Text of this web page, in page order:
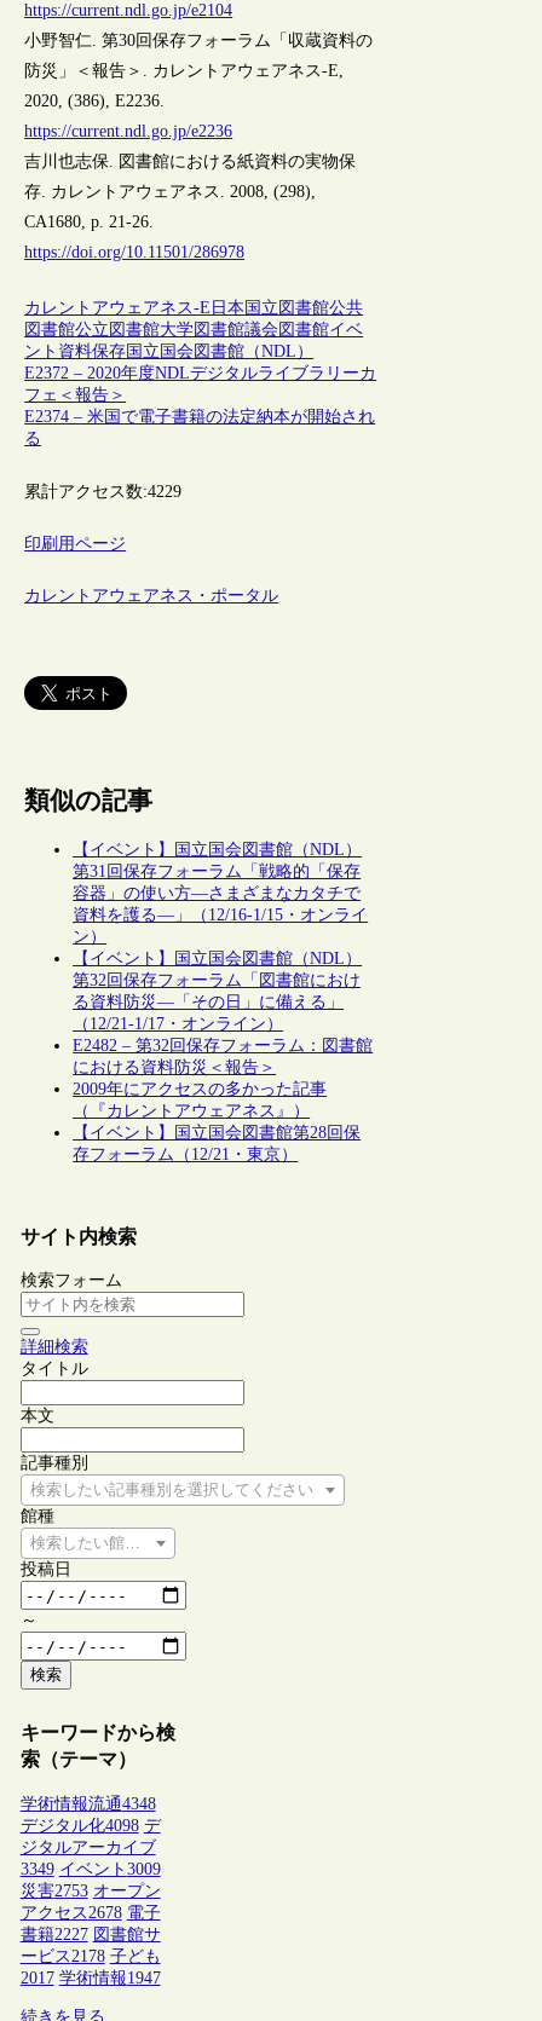
https://current.ndl.go.jp/e2104
小野智仁. 第30回保存フォーラム「収蔵資料の
防災」＜報告＞. カレントアウェアネス-E,
2020, (386), E2236.
https://current.ndl.go.jp/e2236
吉川也志保. 図書館における紙資料の実物保
存. カレントアウェアネス. 2008, (298),
CA1680, p. 21-26.
https://doi.org/10.11501/286978
カレントアウェアネス-E 日本 国立図書館公共
図書館公立図書館大学図書館議会図書館イベ
ント 資料保存国立国会図書館（NDL）
E2372 – 2020年度NDLデジタルライブラリーカ
フェ＜報告＞
E2374 – 米国で電子書籍の法定納本が開始され
る
累計アクセス数:4229
印刷用ページ
カレントアウェアネス・ポータル
類似の記事
【イベント】国立国会図書館（NDL）
第31回保存フォーラム「戦略的「保存
容器」の使い方―さまざまなカタチで
資料を護る―」（12/16-1/15・オンライ
ン）
【イベント】国立国会図書館（NDL）
第32回保存フォーラム「図書館におけ
る資料防災―「その日」に備える」
（12/21-1/17・オンライン）
E2482 – 第32回保存フォーラム：図書館
における資料防災＜報告＞
2009年にアクセスの多かった記事
（『カレントアウェアネス』）
【イベント】国立国会図書館第28回保
存フォーラム（12/21・東京）
サイト内検索
検索フォーム
詳細検索
タイトル
本文
記事種別
検索したい記事種別を選択してください
館種
検索したい館種を選択してください
投稿日
～
検索
キーワードから検
索（テーマ）
学術情報流通4348
デジタル化4098 デ
ジタルアーカイブ
3349 イベント 3009
災害2753 オープン
アクセス 2678 電子
書籍2227 図書館サ
ービス 2178 子ども
2017 学術情報1947
続きを見る